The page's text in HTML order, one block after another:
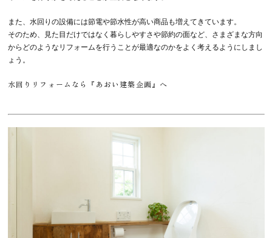
また、水回りの設備には節電や節水性が高い商品も増えてきています。
そのため、見た目だけではなく暮らしやすさや節約の面など、さまざまな方向
からどのようなリフォームを行うことが最適なのかをよく考えるようにしまし
ょう。
水回りリフォームなら『あおい建築企画』へ